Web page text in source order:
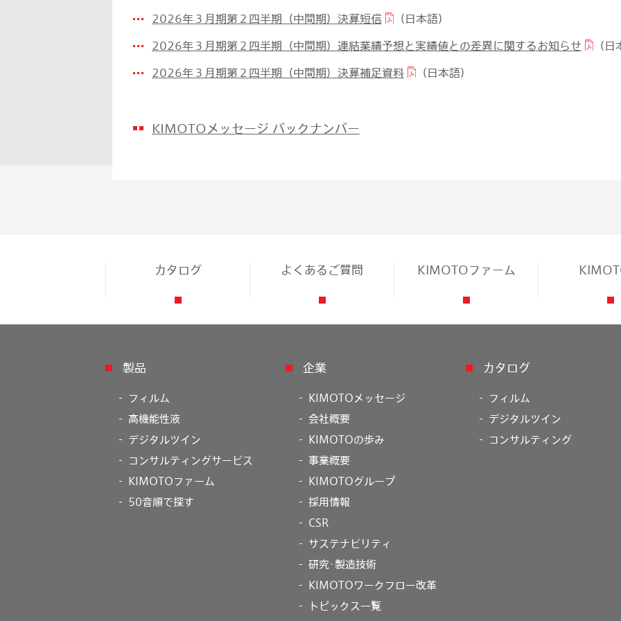
2026年３月期第２四半期（中間期）決算短信
（日本語）
2026年３月期第２四半期（中間期）連結業績予想と実績値との差異に関するお知らせ
（日
2026年３月期第２四半期（中間期）決算補足資料
（日本語）
KIMOTOメッセージ バックナンバー
カタログ よくあるご質問 KIMOTOファーム
製品
フィルム
高機能性液
デジタルツイン
コンサルティングサービス
KIMOTOファーム
50音順で探す
企業
KIMOTOメッセージ
会社概要
KIMOTOの歩み
事業概要
KIMOTOグループ
採用情報
CSR
サステナビリティ
研究･製造技術
KIMOTOワークフロー改革
トピックス一覧
カタログ
フィルム
デジタルツイン
コンサルティング